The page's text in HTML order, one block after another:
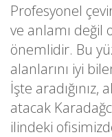
Profesyonel
ve anlamı değil
önemlidir. Bu
alanlarını iyi
İşte aradığınız,
atacak
ilindeki